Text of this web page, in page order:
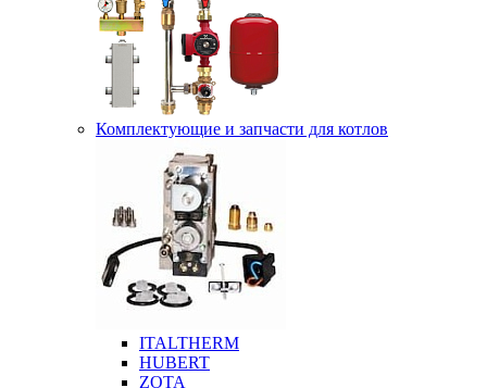
Комплектующие и запчасти для котлов
ITALTHERM
HUBERT
ZOTA